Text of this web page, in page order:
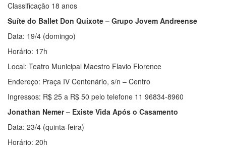
Classificação 18 anos
Suíte do Ballet Don Quixote – Grupo Jovem Andreense
Data: 19/4 (domingo)
Horário: 17h
Local: Teatro Municipal Maestro Flavio Florence
Endereço: Praça IV Centenário, s/n – Centro
Ingressos: R$ 25 a R$ 50 pelo telefone 11 96834-8960
Jonathan Nemer – Existe Vida Após o Casamento
Data: 23/4 (quinta-feira)
Horário: 20h